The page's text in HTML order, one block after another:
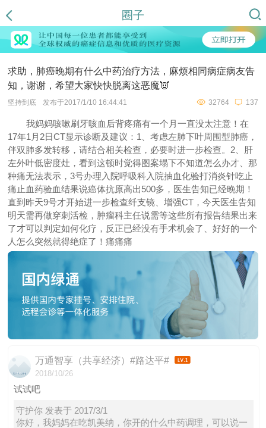
圈子
求助，肺癌晚期有什么中药治疗方法，麻烦相同病症病友告
知，谢谢，希望大家快快脱离这恶魔👿
坚持到底 发布于2017/1/10 16:44:41 137
32764
我妈妈咳嗽刷牙咳血后背疼痛有一个月一直没太注意！在
17年1月2日CT显示诊断及建议：1、考虑左肺下叶周围型肺癌，
伴双肺多发转移，请结合相关检查，必要时进一步检查。2、肝
左外叶低密度灶，看到这顿时觉得图案塌下不知道怎么办才、那
种痛无法表示，3号办理入院呼吸科入院抽血化验打消炎针吃止
痛止血药验血结果说癌体抗原高出500多，医生告知已经晚期！
直到昨天9号才开始进一步检查纤支镜、增强CT，今天医生告知
明天需再做穿刺活检，肿瘤科主任说需等这些所有报告结果出来
了才可以判定如何化疗，反正已经没有手术机会了、好好的一个
人怎么突然就得绝症了！痛痛痛
万通智享（共享经济）#路达平#
2018/10/26
试试吧
守护你 发表于 2017/3/1
你好，我妈妈在吃凯美纳，你开的什么中药调理，可以说一